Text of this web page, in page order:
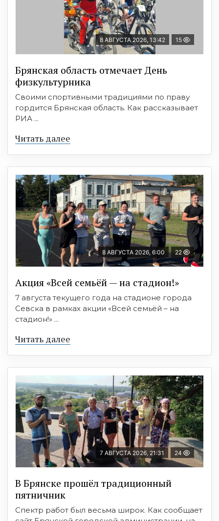
8 АВГУСТА 2026, 13:42 15
Брянская область отмечает День
физкультурника
Своими спортивными традициями по праву
гордится Брянская область. Как рассказывает
РИА ...
Читать далее
8 АВГУСТА 2026, 6:00 22
Акция «Всей семьёй — на стадион!»
7 августа текущего года на стадионе города
Севска в рамках акции «Всей семьёй – на
стадион!» ...
Читать далее
7 АВГУСТА 2026, 21:31 24
В Брянске прошёл традиционный
пятничник
Спектр работ был весьма широк. Как сообщает